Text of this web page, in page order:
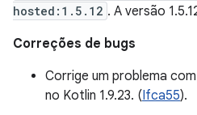
hosted:1.5.12 . A versão
Correções de bugs
Corrige um problema
no Kotlin 1.9.23. (Ifca55).